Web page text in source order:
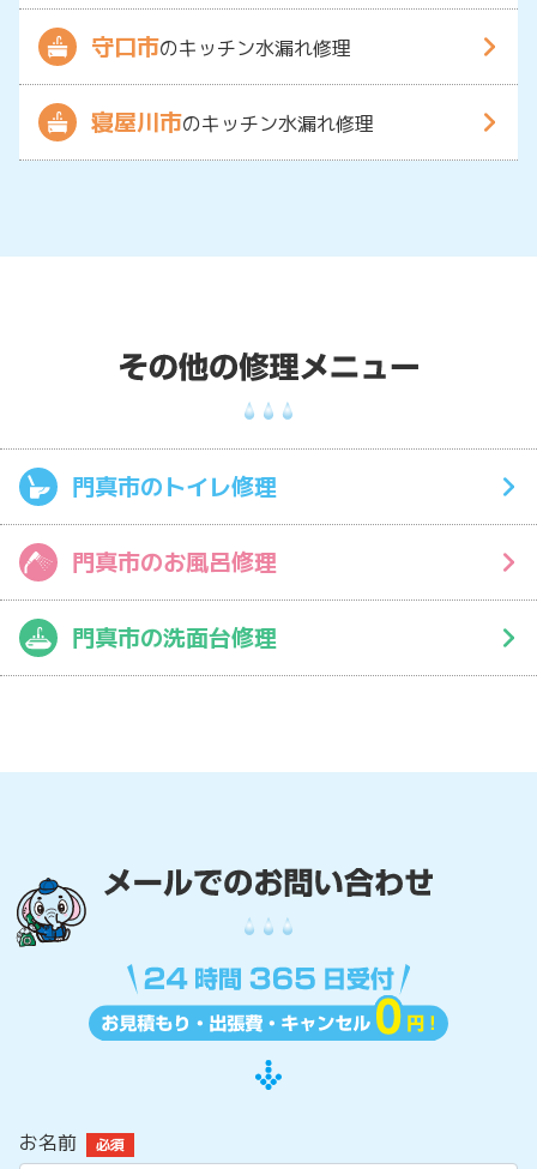
守口市のキッチン水漏れ修理
寝屋川市のキッチン水漏れ修理
門真市のトイレ修理
門真市のお風呂修理
門真市の洗面台修理
お名前 必須